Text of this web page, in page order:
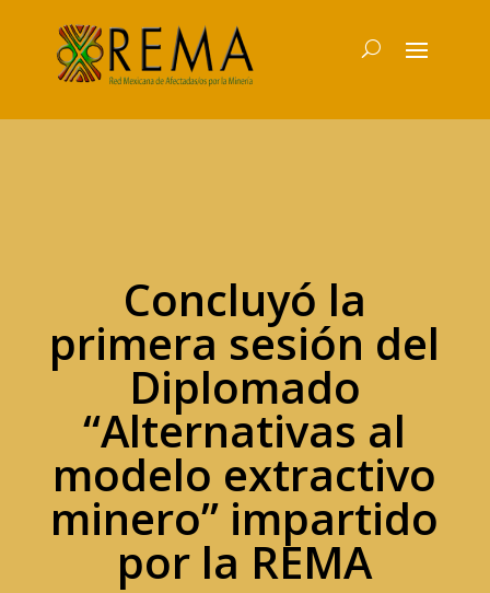
Concluyó la
primera sesión del
Diplomado
“Alternativas al
modelo extractivo
minero” impartido
por la REMA